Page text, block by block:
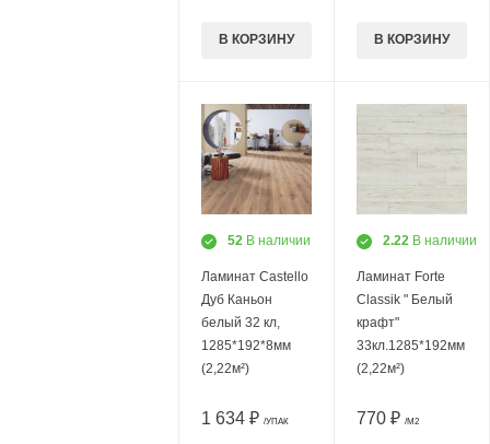
В КОРЗИНУ В КОРЗИНУ
52 В наличии
Ламинат Castello
Дуб Каньон
белый 32 кл,
1285*192*8мм
(2,22м²)
1 634 ₽ /УПАК
2.22 В наличии
Ламинат Forte
Classik " Белый
крафт"
33кл.1285*192мм
(2,22м²)
770 ₽ /М2